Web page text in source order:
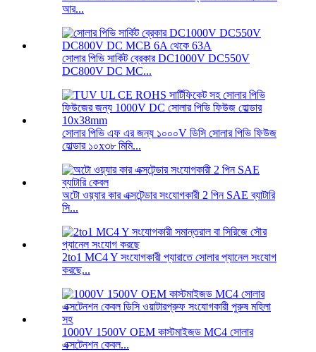
আর...
সোলার পিভি সার্কিট ব্রেকার DC1000V DC550V
DC800V DC MC...
সোলার পিভি এফ এর জন্য ১০০০V ডিসি সোলার পিভি ফিউজ
হোল্ডার ১০x৩৮ মিমি...
অটো ওয়্যার কার এক্সটেন্ডার সংযোগকারী 2 পিন SAE ব্যাটারি
সি...
2to1 MC4 Y সংযোগকারী প্যারাতে সোলার প্যানেল সংযোগ
করছে...
1000V 1500V OEM কাস্টমাইজড MC4 সোলার
এক্সটেনশন কেবল...